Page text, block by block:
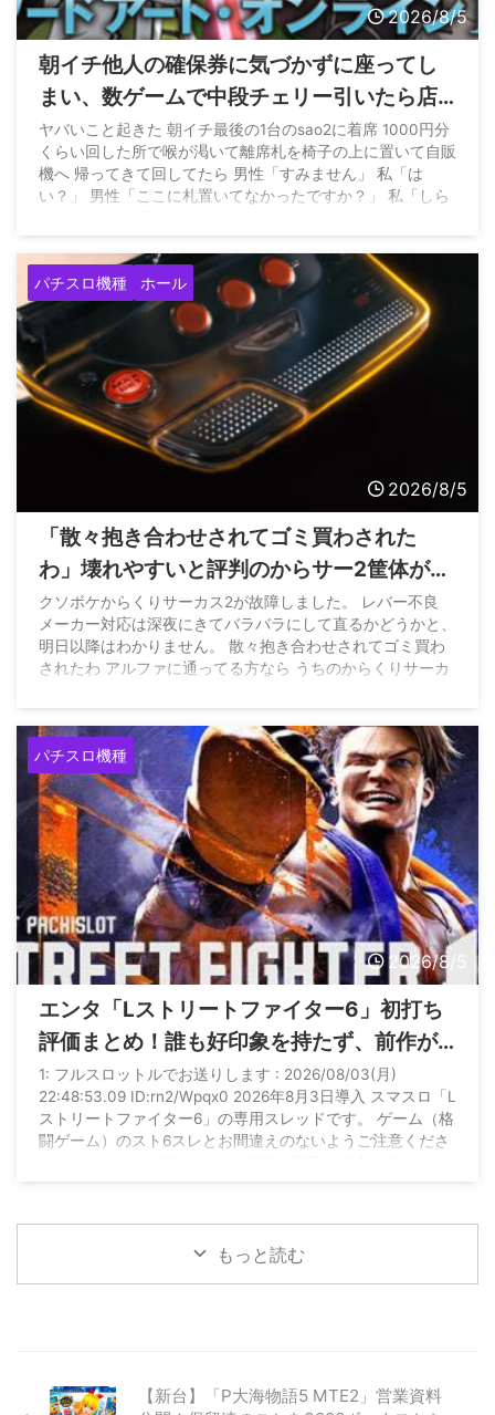
2026/8/5
朝イチ他人の確保券に気づかずに座ってし
まい、数ゲームで中段チェリー引いたら店
員に代われと言われてしまったのだが
ヤバいこと起きた 朝イチ最後の1台のsao2に着席 1000円分
くらい回した所で喉が渇いて離席札を椅子の上に置いて自販
機へ 帰ってきて回してたら 男性「すみません」 私「は
い？」 男性「ここに札置いてなかったですか？」 私「しら
パチスロ機種 ホール
2026/8/5
「散々抱き合わせされてゴミ買わされた
わ」壊れやすいと評判のからサー2筐体がレ
バー不良になって問合せたホールさんの悲
痛な声
クソボケからくりサーカス2が故障しました。 レバー不良
メーカー対応は深夜にきてバラバラにして直るかどうかと、
明日以降はわかりません。 散々抱き合わせされてゴミ買わ
されたわ アルファに通ってる方なら うちのからくりサーカ
店アルファ店長 (@coco_alpha777) August 4, 2026
パチスロ機種
2026/8/5
エンタ「Lストリートファイター6」初打ち
評価まとめ！誰も好印象を持たず、前作が
良すぎた影響が大きそう
1: フルスロットルでお送りします : 2026/08/03(月)
22:48:53.09 ID:rn2/Wpqx0 2026年8月3日導入 スマスロ「L
ストリートファイター6」の専用スレッドです。 ゲーム（格
闘ゲーム）のスト6スレとお間違えのないようご注意くださ
枚 【初当たり・機械割】 設定 / ...
もっと読む
【新台】「P大海物語5 MTE2」営業資料